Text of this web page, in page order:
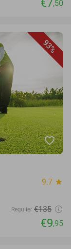
€7,50
93%
favorite_border
9.7 star
Regulier €135
€9,95